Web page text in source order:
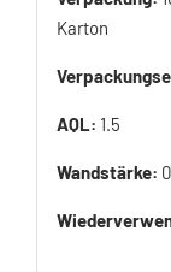
Karton
AQL: 1.5
Wandstärke: